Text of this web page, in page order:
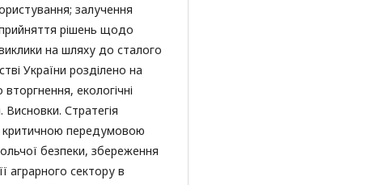
залучення
рішень щодо
на шляху до сталого
України розділено на
екологічні
Стратегія
критичною передумовою
безпеки, збереження
аграрного сектору в